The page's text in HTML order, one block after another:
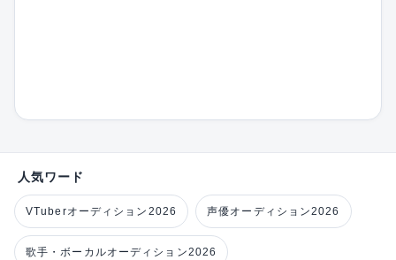
人気ワード
VTuberオーディション2026 声優オーディション2026
歌手・ボーカルオーディション2026